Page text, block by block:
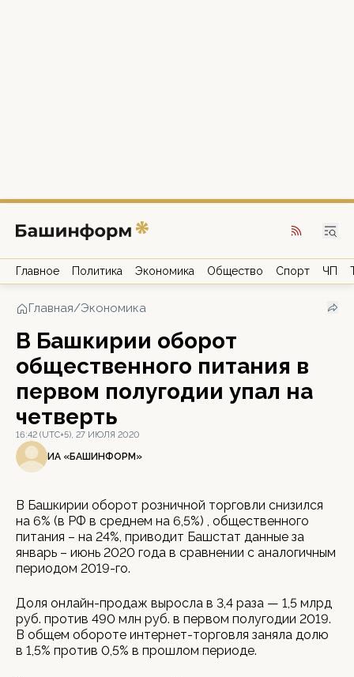
Главное Политика Экономика Общество Спорт ЧП
Главная/Экономика
В Башкирии оборот
общественного питания в
первом полугодии упал на
четверть
16:42 (UTC+5), 27 ИЮЛЯ 2020
ИА «БАШИНФОРМ»
В Башкирии оборот розничной торговли снизился
на 6% (в РФ в среднем на 6,5%) , общественного
питания – на 24%, приводит Башстат данные за
январь – июнь 2020 года в сравнении с аналогичным
периодом 2019-го.
Доля онлайн-продаж выросла в 3,4 раза — 1,5 млрд
руб. против 490 млн руб. в первом полугодии 2019.
В общем обороте интернет-торговля заняла долю
в 1,5% против 0,5% в прошлом периоде.